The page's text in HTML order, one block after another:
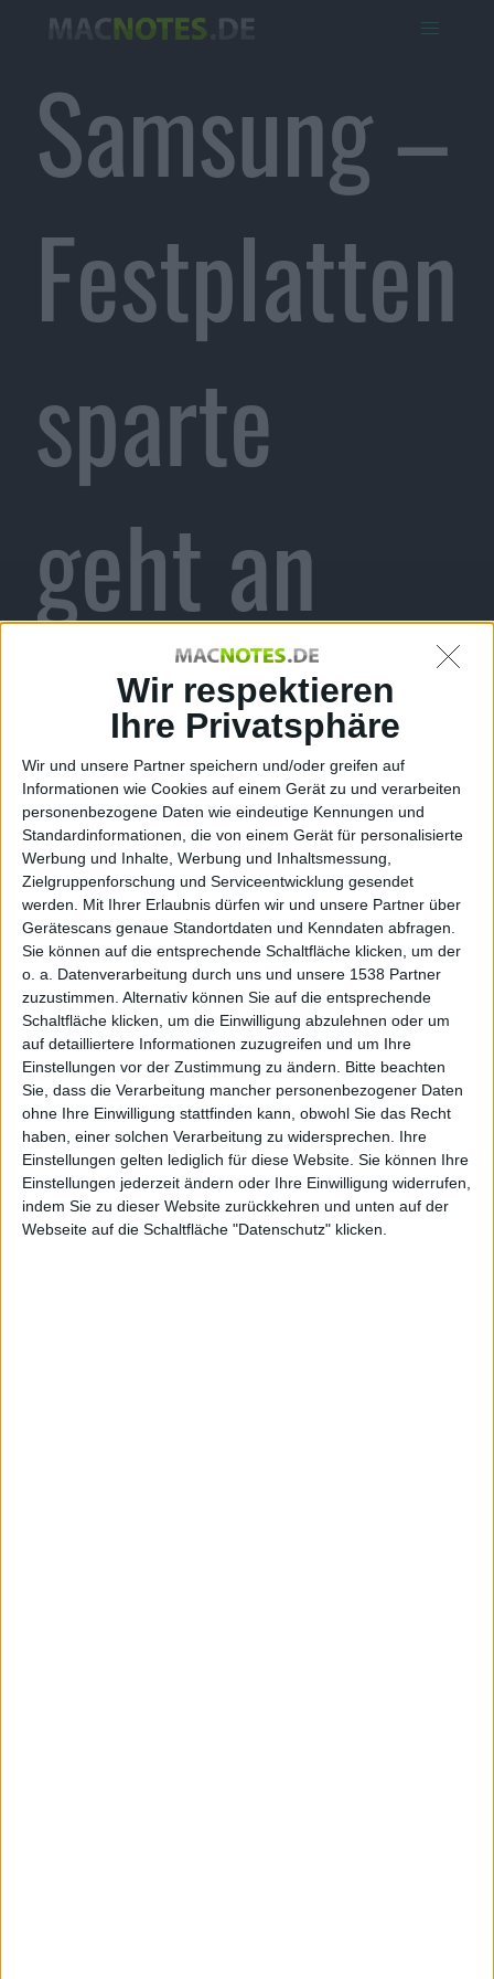
Wir respektieren
Ihre Privatsphäre
Wir und unsere Partner speichern und/oder greifen auf
Informationen wie Cookies auf einem Gerät zu und verarbeiten
personenbezogene Daten wie eindeutige Kennungen und
Standardinformationen, die von einem Gerät für personalisierte
Werbung und Inhalte, Werbung und Inhaltsmessung,
Zielgruppenforschung und Serviceentwicklung gesendet
werden.
Mit Ihrer Erlaubnis dürfen wir und unsere Partner über
Gerätescans genaue Standortdaten und Kenndaten abfragen.
Sie können auf die entsprechende Schaltfläche klicken, um der
o. a. Datenverarbeitung durch uns und unsere 1538 Partner
zuzustimmen. Alternativ können Sie auf die entsprechende
Schaltfläche klicken, um die Einwilligung abzulehnen oder um
auf detailliertere Informationen zuzugreifen und um Ihre
Einstellungen vor der Zustimmung zu ändern.
Bitte beachten
Sie, dass die Verarbeitung mancher personenbezogener Daten
ohne Ihre Einwilligung stattfinden kann, obwohl Sie das Recht
haben, einer solchen Verarbeitung zu widersprechen. Ihre
Einstellungen gelten lediglich für diese Website. Sie können Ihre
Einstellungen jederzeit ändern oder Ihre Einwilligung widerrufen,
indem Sie zu dieser Website zurückkehren und unten auf der
Webseite auf die Schaltfläche "Datenschutz" klicken.
Samsung –
Festplatten
sparte
geht an
Seagate
Stefan Keller, den 19. April 2011
Das große Hersteller-Sterben bei Festplatten geht in die
nächste Runde: Nachdem Hitachi-Festplatten an
Western Digital gingen, folgt nun Samsung, die sich
zugunsten von Seagate von ihrer HDD-Abteilung
trennen.
Anfang März hat sich bereits Hitachi von der
Festplatten-Abteilung verabschiedet– die Produktion
ging in Western Digital auf. Nun folgt der nächste Big
Player im Business. Samsung ist seine
Festplattensparte zu teuer und zu unlukrativ
geworden, weshalb diese nun abgetreten wird – und
zwar an Seagate.
Das, was gestern noch einGerücht war, ist heute
genau so eingetreten. Seagateübernimmtdie
Festplatten-Abteilung des koreanischen